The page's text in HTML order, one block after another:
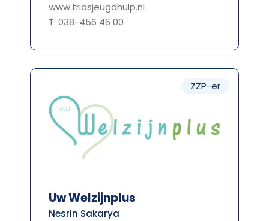
www.triasjeugdhulp.nl
T: 038-456 46 00
ZZP-er
Uw Welzijnplus
Nesrin Sakarya